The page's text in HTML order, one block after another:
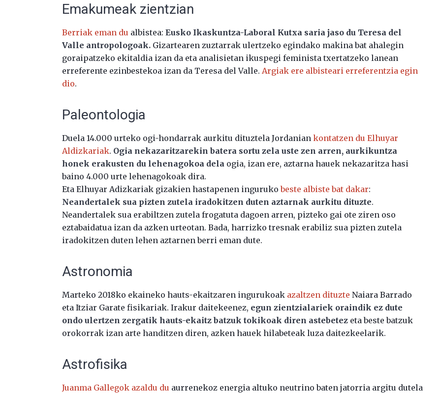
Emakumeak zientzian
Berriak eman du albistea:Eusko Ikaskuntza-Laboral Kutxa saria jaso du Teresa del
Valle antropologoak. Gizartearen zuztarrak ulertzeko egindako makina bat ahalegin
goraipatzeko ekitaldia izan da eta analisietan ikuspegi feminista txertatzeko lanean
erreferente ezinbestekoa izan da Teresa del Valle. Argiak ere albisteari erreferentzia egin
dio.
Paleontologia
Duela 14.000 urteko ogi-hondarrak aurkitu dituztela Jordaniankontatzen du Elhuyar
Aldizkariak. Ogia nekazaritzarekin batera sortu zela uste zen arren, aurkikuntza
honek erakusten du lehenagokoa dela ogia, izan ere, aztarna hauek nekazaritza hasi
baino 4.000 urte lehenagokoak dira.
Eta Elhuyar Adizkariak gizakien hastapenen ingurukobeste albiste bat dakar:
Neandertalek sua pizten zutela iradokitzen duten aztarnak aurkitu dituzte.
Neandertalek sua erabiltzen zutela frogatuta dagoen arren, pizteko gai ote ziren oso
eztabaidatua izan da azken urteotan. Bada, harrizko tresnak erabiliz sua pizten zutela
iradokitzen duten lehen aztarnen berri eman dute.
Astronomia
Marteko 2018ko ekaineko hauts-ekaitzaren ingurukoak azaltzen dituzte Naiara Barrado
eta Itziar Garate fisikariak. Irakur daitekeenez, egun zientzialariek oraindik ez dute
ondo ulertzen zergatik hauts-ekaitz batzuk tokikoak diren astebetez eta beste batzuk
orokorrak izan arte handitzen diren, azken hauek hilabeteak luza daitezkeelarik.
Astrofisika
Juanma Gallegok azaldu du aurrenekoz energia altuko neutrino baten jatorria argitu dutela